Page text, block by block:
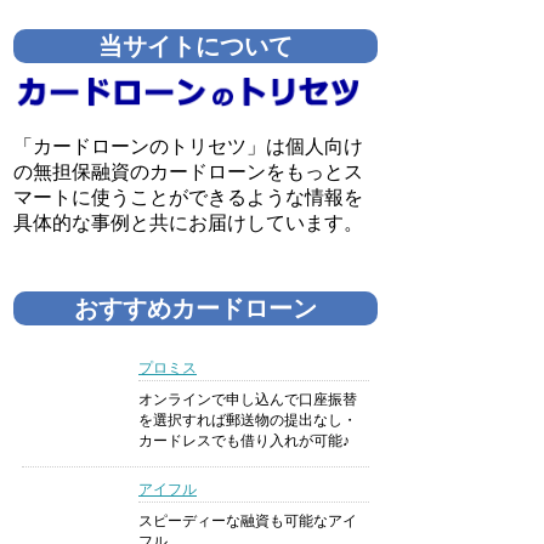
当サイトについて
「カードローンのトリセツ」は個人向け
の無担保融資のカードローンをもっとス
マートに使うことができるような情報を
具体的な事例と共にお届けしています。
おすすめカードローン
プロミス
オンラインで申し込んで口座振替
を選択すれば郵送物の提出なし・
カードレスでも借り入れが可能♪
アイフル
スピーディーな融資も可能なアイ